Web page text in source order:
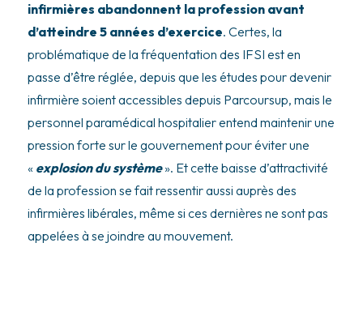
infirmières abandonnent la profession avant
d’atteindre 5 années d’exercice. Certes, la
problématique de la fréquentation des IFSI est en
passe d’être réglée, depuis que les études pour devenir
infirmière soient accessibles depuis Parcoursup, mais le
personnel paramédical hospitalier entend maintenir une
pression forte sur le gouvernement pour éviter une
« explosion du système». Et cette baisse d’attractivité
de la profession se fait ressentir aussi auprès des
infirmières libérales, même si ces dernières ne sont pas
appelées à se joindre au mouvement.